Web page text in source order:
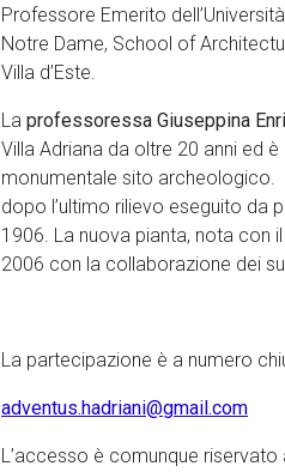
Professore Emerito
Notre Dame, School of
Villa d’Este.
La professoressa Giuseppina
Villa Adriana da oltre 20 anni ed
monumentale sito archeologico.
dopo l’ultimo rilievo eseguito da
1906. La nuova pianta, nota con
2006 con la collaborazione dei
La partecipazione è a numero
adventus.hadriani@gmail.com
L’accesso è comunque